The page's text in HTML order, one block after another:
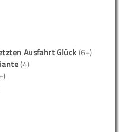
Ausfahrt Glück (6+)
(4)